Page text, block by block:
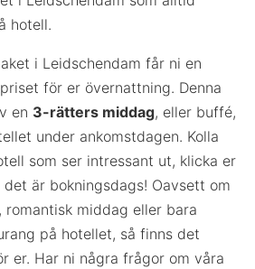
hotell.
i Leidschendam får ni en
för er övernattning. Denna
en 3-rätters middag, eller buffé,
under ankomstdagen. Kolla
som ser intressant ut, klicka er
är bokningsdags! Oavsett om
middag eller bara
på hotellet, så finns det
er. Har ni några frågor om våra